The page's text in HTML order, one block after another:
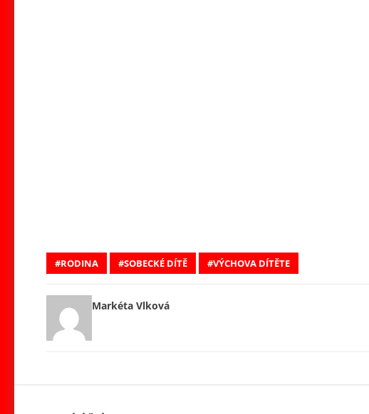
RODINA SOBECKÉ DÍTĚ VÝCHOVA DÍTĚTE
Markéta Vlková